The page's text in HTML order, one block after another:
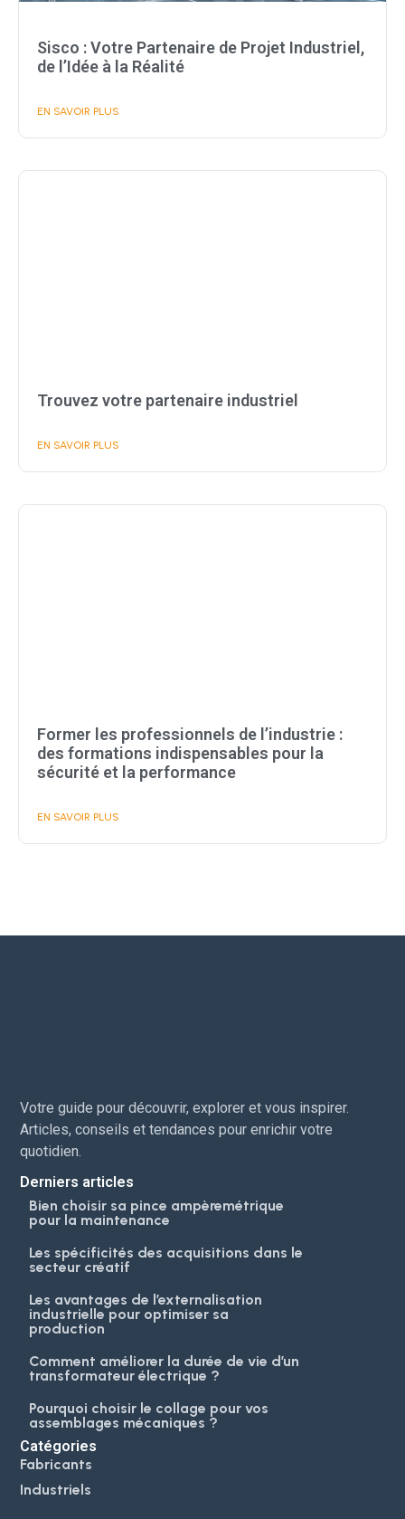
Sisco : Votre Partenaire de Projet Industriel,
de l’Idée à la Réalité
EN SAVOIR PLUS
Trouvez votre partenaire industriel
EN SAVOIR PLUS
Former les professionnels de l’industrie :
des formations indispensables pour la
sécurité et la performance
EN SAVOIR PLUS
Votre guide pour découvrir, explorer et vous inspirer.
Articles, conseils et tendances pour enrichir votre
quotidien.
Derniers articles
Bien choisir sa pince ampèremétrique
pour la maintenance
Les spécificités des acquisitions dans le
secteur créatif
Les avantages de l’externalisation
industrielle pour optimiser sa
production
Comment améliorer la durée de vie d’un
transformateur électrique ?
Pourquoi choisir le collage pour vos
assemblages mécaniques ?
Catégories
Fabricants
Industriels